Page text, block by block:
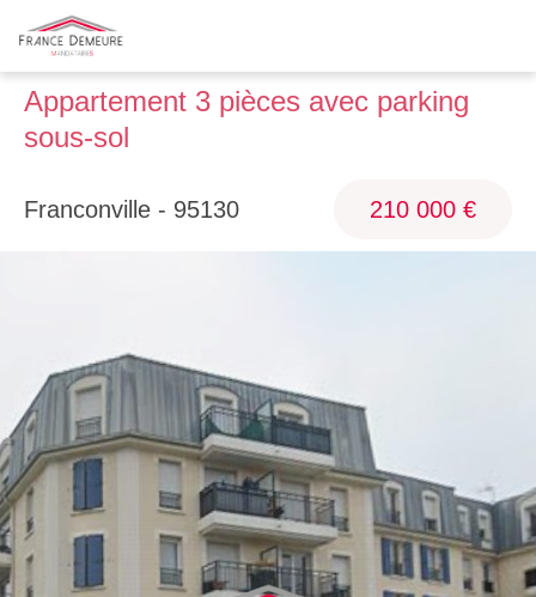
Appartement 3 pièces avec parking
sous-sol
Franconville - 95130 210 000 €